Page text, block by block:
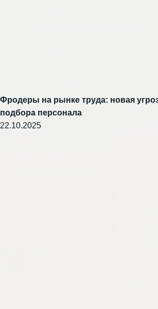
Фродеры на рынке труда: новая
подбора персонала
22.10.2025